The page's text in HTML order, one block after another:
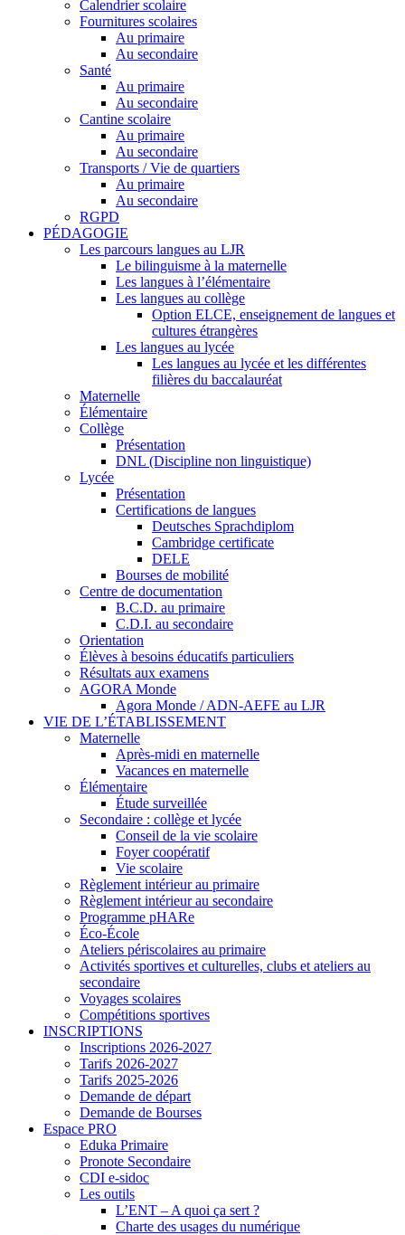
Calendrier scolaire
Fournitures scolaires
Au primaire
Au secondaire
Santé
Au primaire
Au secondaire
Cantine scolaire
Au primaire
Au secondaire
Transports / Vie de quartiers
Au primaire
Au secondaire
RGPD
PÉDAGOGIE
Les parcours langues au LJR
Le bilinguisme à la maternelle
Les langues à l’élémentaire
Les langues au collège
Option ELCE, enseignement de langues et
cultures étrangères
Les langues au lycée
Les langues au lycée et les différentes
filières du baccalauréat
Maternelle
Élémentaire
Collège
Présentation
DNL (Discipline non linguistique)
Lycée
Présentation
Certifications de langues
Deutsches Sprachdiplom
Cambridge certificate
DELE
Bourses de mobilité
Centre de documentation
B.C.D. au primaire
C.D.I. au secondaire
Orientation
Élèves à besoins éducatifs particuliers
Résultats aux examens
AGORA Monde
Agora Monde / ADN-AEFE au LJR
VIE DE L’ÉTABLISSEMENT
Maternelle
Après-midi en maternelle
Vacances en maternelle
Élémentaire
Étude surveillée
Secondaire : collège et lycée
Conseil de la vie scolaire
Foyer coopératif
Vie scolaire
Règlement intérieur au primaire
Règlement intérieur au secondaire
Programme pHARe
Éco-École
Ateliers périscolaires au primaire
Activités sportives et culturelles, clubs et ateliers au
secondaire
Voyages scolaires
Compétitions sportives
INSCRIPTIONS
Inscriptions 2026-2027
Tarifs 2026-2027
Tarifs 2025-2026
Demande de départ
Demande de Bourses
Espace PRO
Eduka Primaire
Pronote Secondaire
CDI e-sidoc
Les outils
L’ENT – A quoi ça sert ?
Charte des usages du numérique